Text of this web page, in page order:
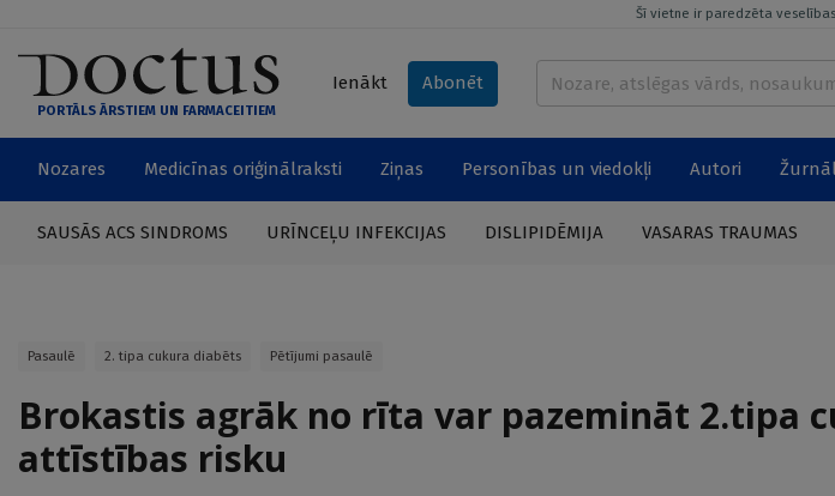
Šī vietne ir paredzēta
PORTĀLS ĀRSTIEM UN FARMACEITIEM
Ienākt Abonēt
Nozares Medicīnas oriģinālraksti Ziņas Personības un viedokļi Autori
SAUSĀS ACS SINDROMS URĪNCEĻU INFEKCIJAS DISLIPIDĒMIJA VASARAS TRAUMAS
Pasaulē 2. tipa cukura diabēts Pētījumi pasaulē
Brokastis agrāk no rīta var pazemināt 2.tipa
attīstības risku